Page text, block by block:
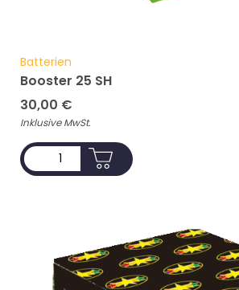
Batterien
Booster 25 SH
30,00 €
Inklusive MwSt.